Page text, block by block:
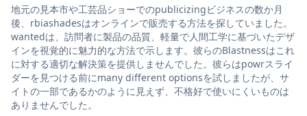
地元の見本市や工芸品ショーでのpublicizingビジネスの数か月
後、rbiashadesはオンラインで販売する方法を探していました。
wantedは、訪問者に製品の品質、軽量で人間工学に基づいたデザ
インを視覚的に魅力的な方法で示します。彼らのBlastnessはこれ
に対する適切な解決策を提供しませんでした。彼らはpowrスライ
ダーを見つける前にmany different optionsを試しましたが、サ
イトの一部であるかのように見えず、不格好で使いにくいものは
ありませんでした。